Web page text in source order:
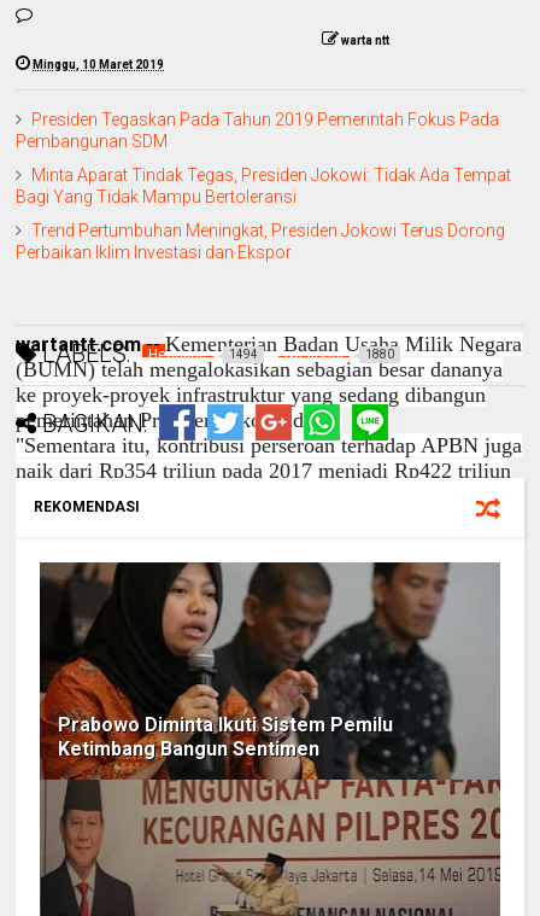
warta ntt
Minggu, 10 Maret 2019
Presiden Tegaskan Pada Tahun 2019 Pemerintah Fokus Pada
Pembangunan SDM
Minta Aparat Tindak Tegas, Presiden Jokowi: Tidak Ada Tempat
Bagi Yang Tidak Mampu Bertoleransi
Trend Pertumbuhan Meningkat, Presiden Jokowi Terus Dorong
Perbaikan Iklim Investasi dan Ekspor
wartantt.com--Kementerian Badan Usaha Milik Negara
(BUMN) telah mengalokasikan sebagian besar dananya
ke proyek-proyek infrastruktur yang sedang dibangun
pemerintahan Presiden Joko Widodo.
"Sementara itu, kontribusi perseroan terhadap APBN juga
naik dari Rp354 triliun pada 2017 menjadi Rp422 triliun
pada 2018 yang merupakan wujud nyata kontribusi
BUMN, juga selaras dengan program kerja Pak Jokowi
Merauke," kata Menteri Rini M Soemarno dalam siaran
pers, Rabu (6/3/2019).
BUMN telah mencatat kondisi perusahaan pelat merah
saat ini sedang menunjukkan tren positif dengan
membaiknya laporan kinerja keuangan sepanjang 2018.
Hal itu didasarkan laporan kinerja BUMN tahun lalu,
dimana aset, laba, ekuitas, belanja modal,
hingga kontribusi kepada APBN dalam bentuk pajak,
PNBP, dan dividen mengalami kenaikan cukup
signifikan.
"Kinerja positif ini akan kami jaga dan tingkatkan agar
BUMN dapat terus melayani negeri, menjadi agen
pembangunan yang berfokus pada peningkatan
LABELS: Headline 1494 Nasional 1880
BAGIKAN:
REKOMENDASI
Prabowo Diminta Ikuti Sistem Pemilu
Ketimbang Bangun Sentimen